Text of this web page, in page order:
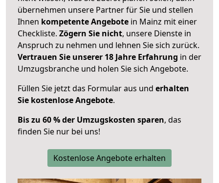
übernehmen unsere Partner für Sie und stellen
Ihnen kompetente Angebote in Mainz mit einer
Checkliste. Zögern Sie nicht, unsere Dienste in
Anspruch zu nehmen und lehnen Sie sich zurück.
Vertrauen Sie unserer 18 Jahre Erfahrung in der
Umzugsbranche und holen Sie sich Angebote.
Füllen Sie jetzt das Formular aus und erhalten
Sie kostenlose Angebote.
Bis zu 60 % der Umzugskosten sparen, das
finden Sie nur bei uns!
Kostenlose Angebote erhalten